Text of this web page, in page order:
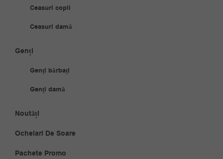
Ceasuri copii
Ceasuri damă
Genți
Genți bărbați
Genți damă
Noutăți
Ochelari De Soare
Pachete Promo